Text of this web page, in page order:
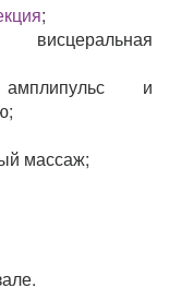
;
и
массаж;